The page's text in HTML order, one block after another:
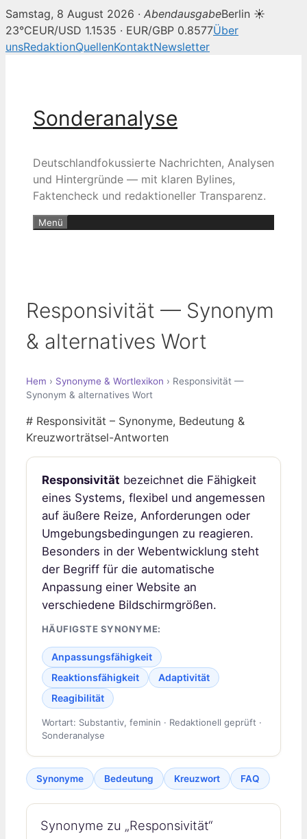
Samstag, 8 August 2026 · AbendausgabeBerlin ☀
23°CEUR/USD 1.1535 · EUR/GBP 0.8577Über
unsRedaktionQuellenKontaktNewsletter
Sonderanalyse
Deutschlandfokussierte Nachrichten, Analysen
und Hintergründe — mit klaren Bylines,
Faktencheck und redaktioneller Transparenz.
Menü
Responsivität — Synonym
& alternatives Wort
Hem › Synonyme & Wortlexikon › Responsivität —
Synonym & alternatives Wort
# Responsivität – Synonyme, Bedeutung &
Kreuzworträtsel-Antworten
Responsivität bezeichnet die Fähigkeit
eines Systems, flexibel und angemessen
auf äußere Reize, Anforderungen oder
Umgebungsbedingungen zu reagieren.
Besonders in der Webentwicklung steht
der Begriff für die automatische
Anpassung einer Website an
verschiedene Bildschirmgrößen.
HÄUFIGSTE SYNONYME:
Anpassungsfähigkeit
Reaktionsfähigkeit
Adaptivität
Reagibilität
Wortart: Substantiv, feminin · Redaktionell geprüft ·
Sonderanalyse
Synonyme Bedeutung Kreuzwort FAQ
Synonyme zu „Responsivität“